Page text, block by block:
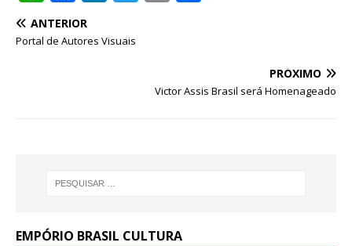
h
at
a
c k
ANTERIOR
Portal de Autores Visuais
PRÓXIMO
Victor Assis Brasil será Homenageado
EMPÓRIO BRASIL CULTURA